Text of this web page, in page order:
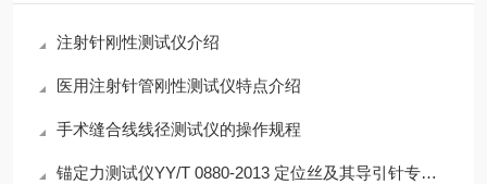
注射针刚性测试仪介绍
医用注射针管刚性测试仪特点介绍
手术缝合线线径测试仪的操作规程
锚定力测试仪YY/T 0880-2013 定位丝及其导引针专业检测